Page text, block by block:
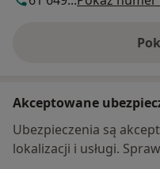
Akceptowane
Ubezpieczenia są
lokalizacji i usługi.